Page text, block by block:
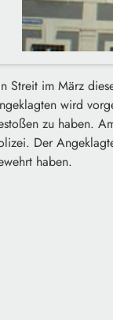
Streit im März
wird
zu haben.
Der
haben.